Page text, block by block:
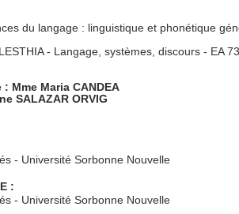
du langage : linguistique et phonétique
- Langage, systèmes, discours - EA
Mme Maria CANDEA
SALAZAR ORVIG
- Université Sorbonne Nouvelle
:
- Université Sorbonne Nouvelle